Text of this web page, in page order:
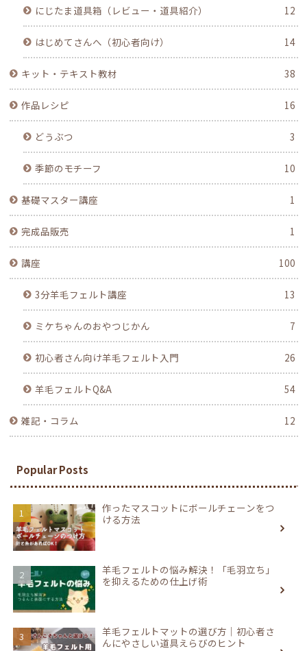
にじたま道具箱（レビュー・道具紹介） 12
はじめてさんへ（初心者向け） 14
キット・テキスト教材 38
作品レシピ 16
どうぶつ 3
季節のモチーフ 10
基礎マスター講座 1
完成品販売 1
講座 100
3分羊毛フェルト講座 13
ミケちゃんのおやつじかん 7
初心者さん向け羊毛フェルト入門 26
羊毛フェルトQ&A 54
雑記・コラム 12
Popular Posts
作ったマスコットにボールチェーンをつ
ける方法
羊毛フェルトの悩み解決！「毛羽立ち」
を抑えるための仕上げ術
羊毛フェルトマットの選び方｜初心者さ
んにやさしい道具えらびのヒント